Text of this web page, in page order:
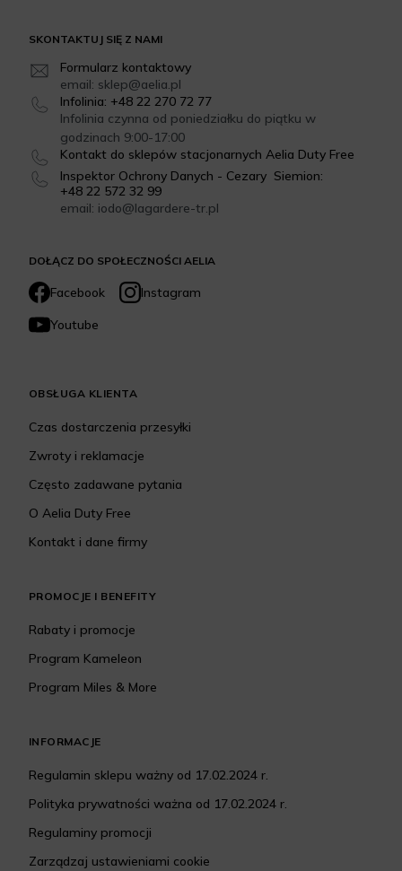
DOŁĄCZ DO SPOŁECZNOŚCI AELIA
Facebook
Instagram
Youtube
SKONTAKTUJ SIĘ Z NAMI
Formularz kontaktowy
email: sklep@aelia.pl
Infolinia: +48 22 270 72 77
Infolinia czynna od poniedziałku do piątku w
godzinach 9:00-17:00
Kontakt do sklepów stacjonarnych Aelia Duty Free
Inspektor Ochrony Danych - Cezary Siemion:
+48 22 572 32 99
email: iodo@lagardere-tr.pl
OBSŁUGA KLIENTA
Czas dostarczenia przesyłki
Zwroty i reklamacje
Często zadawane pytania
O Aelia Duty Free
Kontakt i dane firmy
PROMOCJE I BENEFITY
Rabaty i promocje
Program Kameleon
Program Miles & More
INFORMACJE
Regulamin sklepu ważny od 17.02.2024 r.
Polityka prywatności ważna od 17.02.2024 r.
Regulaminy promocji
Zarządzaj ustawieniami cookie